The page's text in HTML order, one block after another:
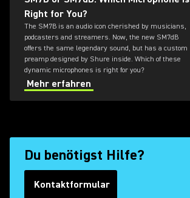
Right for You?
The SM7B is an audio icon cherished by musicians,
podcasters and streamers. Now, the new SM7dB
offers the same legendary sound, but has a custom
preamp designed by Shure inside. Which of these
dynamic microphones is right for you?
Mehr erfahren
Du benötigst Hilfe?
Kontaktformular
(Opens in a new tab)